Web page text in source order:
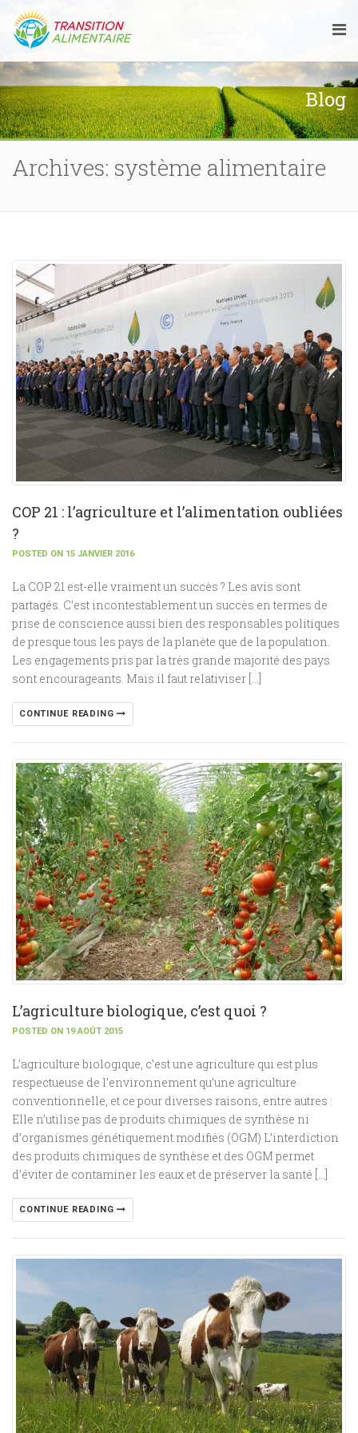
Blog
Archives: système alimentaire
COP 21 : l’agriculture et l’alimentation oubliées
?
POSTED ON 15 JANVIER 2016
La COP 21 est-elle vraiment un succès ? Les avis sont
partagés. C’est incontestablement un succès en termes de
prise de conscience aussi bien des responsables politiques
de presque tous les pays de la planète que de la population.
Les engagements pris par la très grande majorité des pays
sont encourageants. Mais il faut relativiser […]
CONTINUE READING
L’agriculture biologique, c’est quoi ?
POSTED ON 19 AOÛT 2015
L’agriculture biologique, c’est une agriculture qui est plus
respectueuse de l’environnement qu’une agriculture
conventionnelle, et ce pour diverses raisons, entre autres :
Elle n’utilise pas de produits chimiques de synthèse ni
d’organismes génétiquement modifiés (OGM) L’interdiction
des produits chimiques de synthèse et des OGM permet
d’éviter de contaminer les eaux et de préserver la santé […]
CONTINUE READING